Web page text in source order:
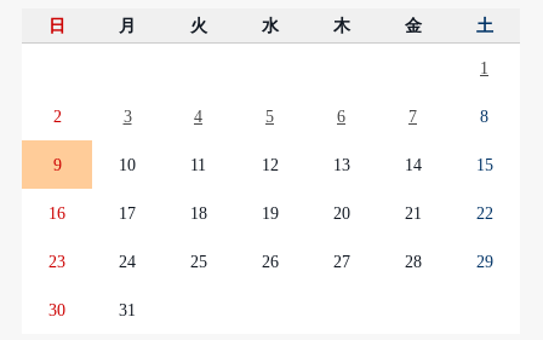
日 月 火 水 木 金 土
1
2 3 4 5 6 7 8
9 10 11 12 13 14 15
16 17 18 19 20 21 22
23 24 25 26 27 28 29
30 31